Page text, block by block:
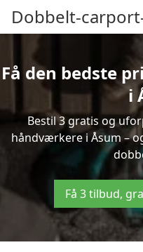
Dobbelt-
Få den bedste
i
Bestil 3 gratis og
håndværkere i Åsum –
Få 3 tilbud,